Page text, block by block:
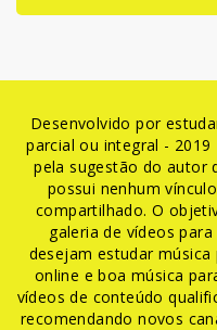
Desenvolvido por
parcial ou integral - 2019 | Todos os vídeos são
pela sugestão do autor
possui nenhum
compartilhado. O
galeria de vídeos
desejam estudar
online e boa música
vídeos de conteúdo
recomendando novos